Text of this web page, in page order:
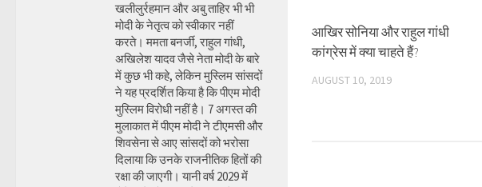
आखिर सोनिया और राहुल गांधी
कांग्रेस में क्या चाहते हैं?
AUGUST 10, 2019
खलीलुर्रहमान और अबु ताहिर भी भी
मोदी के नेतृत्व को स्वीकार नहीं
करते। ममता बनर्जी, राहुल गांधी,
अखिलेश यादव जैसे नेता मोदी के बारे
में कुछ भी कहे, लेकिन मुस्लिम सांसदों
ने यह प्रदर्शित किया है कि पीएम मोदी
मुस्लिम विरोधी नहीं है। 7 अगस्त की
मुलाकात में पीएम मोदी ने टीएमसी और
शिवसेना से आए सांसदों को भरोसा
दिलाया कि उनके राजनीतिक हितों की
रक्षा की जाएगी। यानी वर्ष 2029 में